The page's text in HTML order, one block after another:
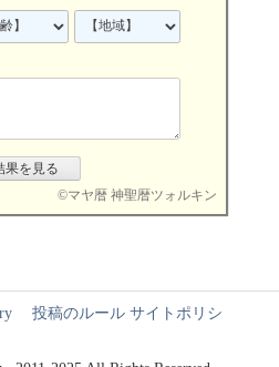
©マヤ暦 神聖暦ツォルキン
投稿のルール サイトポリシ